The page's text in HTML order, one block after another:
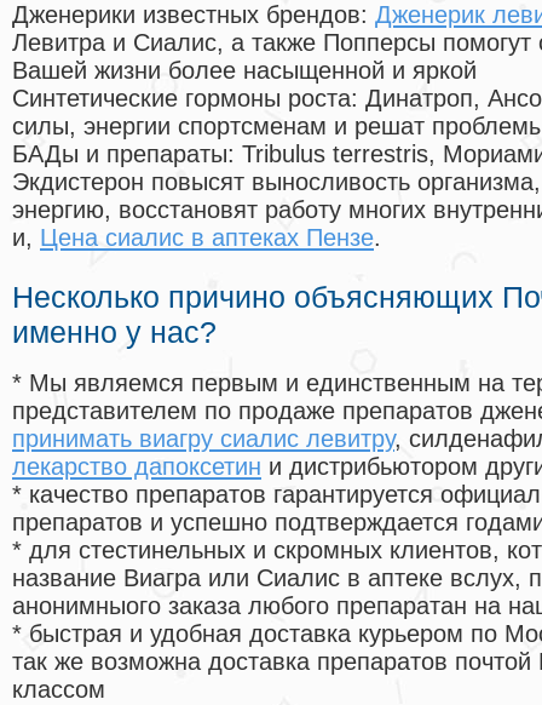
Дженерики известных брендов: Дженерик
Левитра и Сиалис, а также Попперсы помогут
Вашей жизни более насыщенной и яркой
Синтетические гормоны роста: Динатроп,
силы, энергии спортсменам и решат
БАДы и препараты: Tribulus terrestris,
Экдистерон повысят выносливость
энергию, восстановят работу многих
и, Цена сиалис в аптеках Пензе.
Несколько причино объясняющих
именно у нас?
* Мы являемся первым и единственным на
представителем по продаже препаратов
принимать виагру сиалис левитру,
лекарство дапоксетин и дистрибьютором
* качество препаратов гарантируется
препаратов и успешно подтверждается
* для стестинельных и скромных клиентов,
название Виагра или Сиалис в аптеке вслух,
анонимныого заказа любого препаратан на
* быстрая и удобная доставка курьером по
так же возможна доставка препаратов
классом